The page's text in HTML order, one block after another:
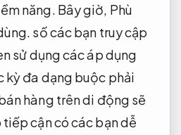
năng. Bây giờ, Phù
số các bạn truy cập
sử dụng các áp dụng
kỳ đa dạng buộc phải
hàng trên di động sẽ
cận có các bạn dễ